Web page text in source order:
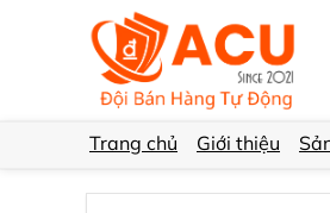
Trang chủ Giới thiệu